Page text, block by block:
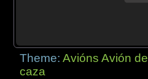
Theme:Avións Avión de
caza